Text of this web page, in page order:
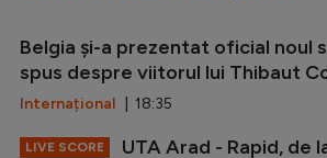
Belgia și-a prezentat oficial noul
spus despre viitorul lui Thibaut
Internațional | 18:35
LIVE SCORE
UTA Arad - Rapid, de